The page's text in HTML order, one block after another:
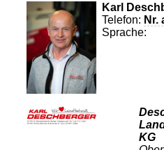
Karl
Telefon: Nr.
Sprache:
KG